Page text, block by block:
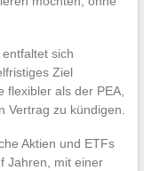
sich
Ziel
als der PEA,
Vertrag zu kündigen.
Aktien und ETFs
Jahren, mit einer